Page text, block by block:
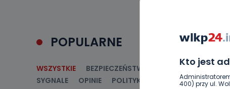
Kto jest
400) przy ul.
POPULARNE
WSZYSTKIE BEZPIECZEŃSTWO CIEKAWOSTKI
SYGNALE
OPINIE POLITYKA RELIGIA